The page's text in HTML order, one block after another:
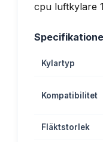
Kylartyp
Kompatibilitet
Fläktstorlek